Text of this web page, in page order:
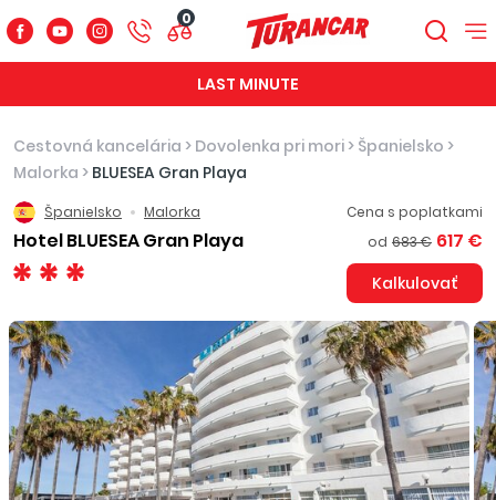
0
LAST MINUTE
Cestovná kancelária > Dovolenka pri mori > Španielsko >
Malorka > BLUESEA Gran Playa
Španielsko Malorka
Hotel BLUESEA Gran Playa
Cena s poplatkami
od 683 € 617 €
Kalkulovať